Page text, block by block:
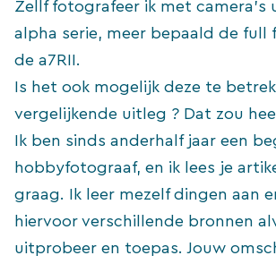
Zellf fotografeer ik met camera’s
alpha serie, meer bepaald de full
de a7RII.
Is het ook mogelijk deze te
vergelijkende uitleg ? Dat zou
Ik ben sinds anderhalf jaar een
hobbyfotograaf, en ik lees je
graag. Ik leer mezelf dingen aan
hiervoor verschillende bronnen
uitprobeer en toepas. Jouw